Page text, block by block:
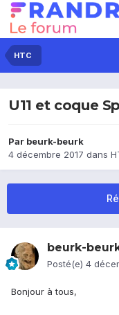
HTC
U11 et coque
Par beurk-beurk
4 décembre 2017 dans
beurk-
Posté(e) 4
Bonjour à tous,